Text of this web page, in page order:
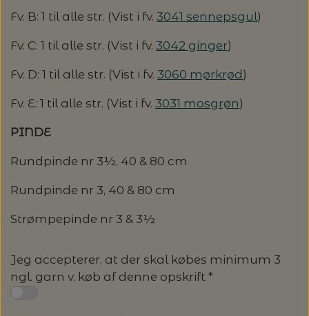
BALDYRE: UDVALGTE BRODERIER - SPAR
20%
SYTRÅD
Fv. B: 1 til alle str. (Vist i fv. 3041 sennepsgul)
Fv. C: 1 til alle str. (Vist i fv. 3042 ginger)
Fv. D: 1 til alle str. (Vist i fv. 3060 mørkrød)
Fv. E: 1 til alle str. (Vist i fv. 3031 mosgrøn)
PINDE
Rundpinde nr 3½, 40 & 80 cm
Rundpinde nr 3, 40 & 80 cm
Strømpepinde nr 3 & 3½
Jeg accepterer, at der skal købes minimum 3
ngl. garn v. køb af denne opskrift *